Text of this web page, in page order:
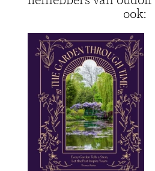
ook: